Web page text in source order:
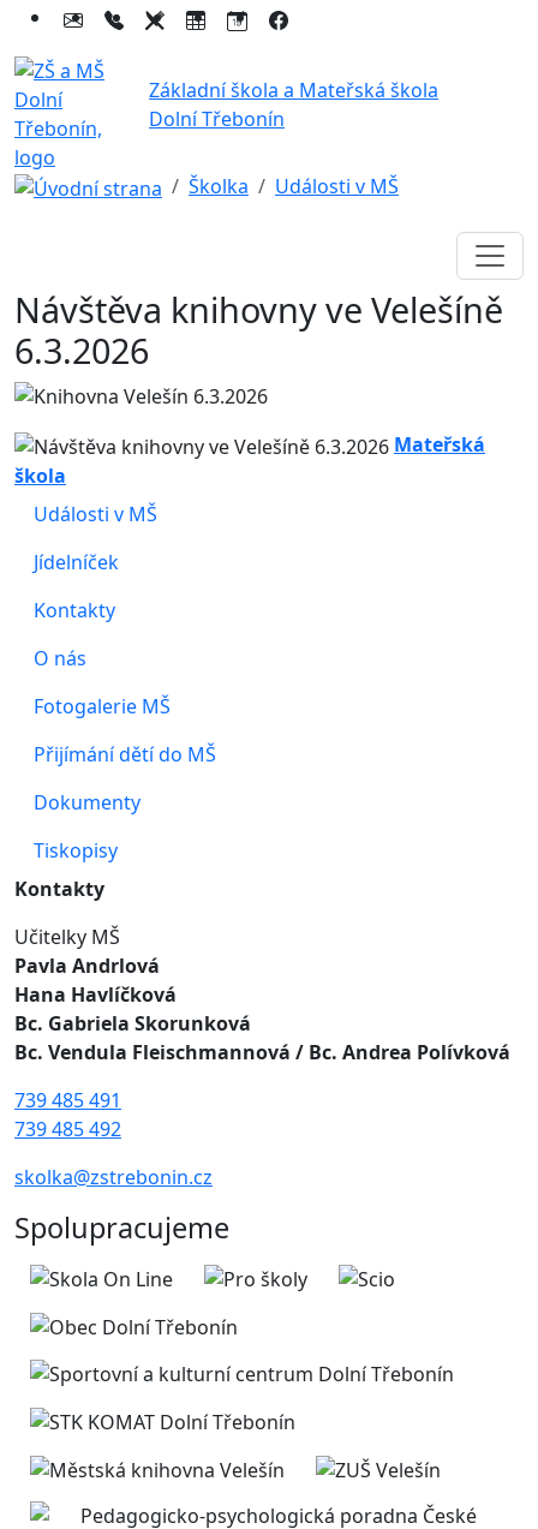
Základní škola a Mateřská škola
Dolní Třebonín
Školka Události v MŠ
Návštěva knihovny ve Velešíně
6.3.2026
Mateřská
škola
Události v MŠ
Jídelníček
Kontakty
O nás
Fotogalerie MŠ
Přijímání dětí do MŠ
Dokumenty
Tiskopisy
Kontakty
Učitelky MŠ
Pavla Andrlová
Hana Havlíčková
Bc. Gabriela Skorunková
Bc. Vendula Fleischmannová / Bc. Andrea Polívková
739 485 491
739 485 492
skolka@zstrebonin.cz
Spolupracujeme